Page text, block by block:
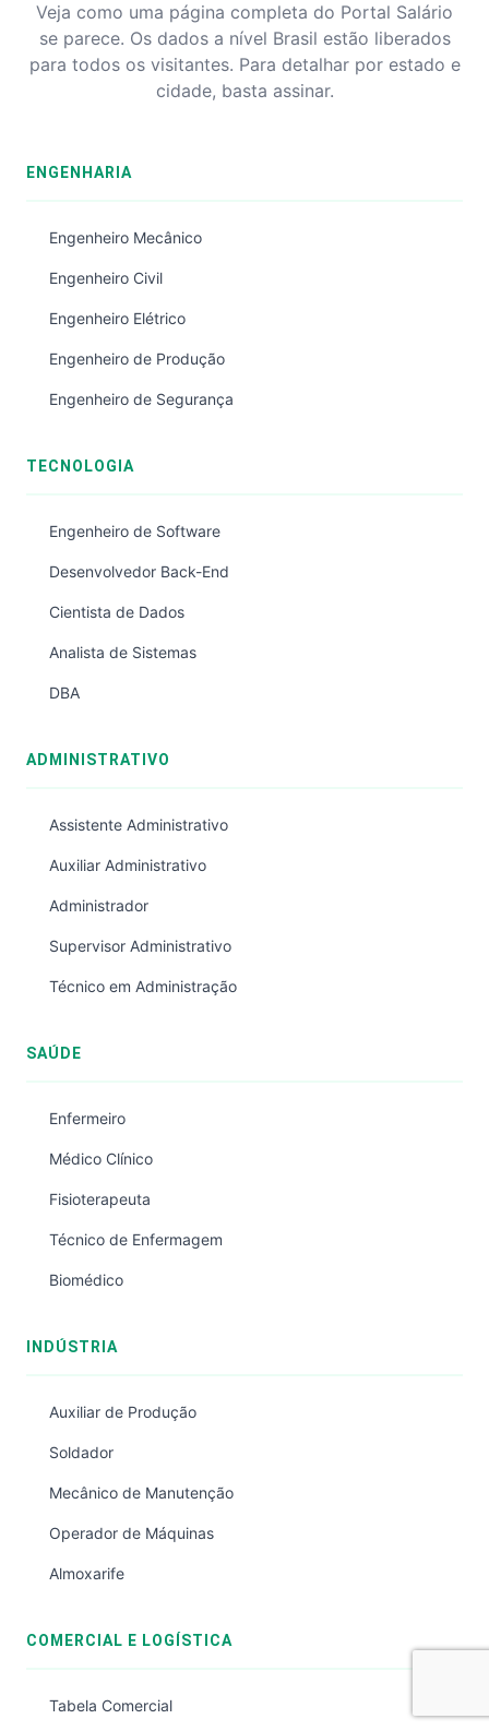
Veja como uma página completa do Portal Salário
se parece. Os dados a nível Brasil estão liberados
para todos os visitantes. Para detalhar por estado e
cidade, basta assinar.
ENGENHARIA
Engenheiro Mecânico
Engenheiro Civil
Engenheiro Elétrico
Engenheiro de Produção
Engenheiro de Segurança
TECNOLOGIA
Engenheiro de Software
Desenvolvedor Back-End
Cientista de Dados
Analista de Sistemas
DBA
ADMINISTRATIVO
Assistente Administrativo
Auxiliar Administrativo
Administrador
Supervisor Administrativo
Técnico em Administração
SAÚDE
Enfermeiro
Médico Clínico
Fisioterapeuta
Técnico de Enfermagem
Biomédico
INDÚSTRIA
Auxiliar de Produção
Soldador
Mecânico de Manutenção
Operador de Máquinas
Almoxarife
COMERCIAL E LOGÍSTICA
Tabela Comercial